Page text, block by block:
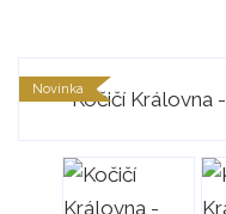
Novinka